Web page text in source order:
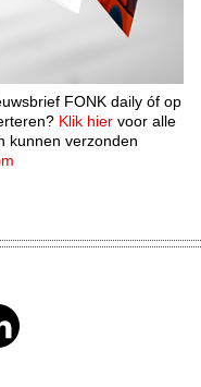
FONK daily óf op
Klik hier voor alle
kunnen verzonden